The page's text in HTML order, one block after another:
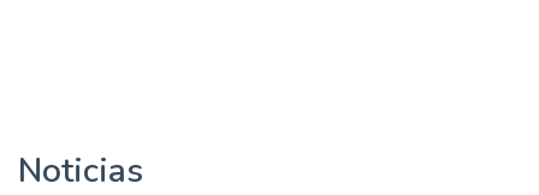
Noticias